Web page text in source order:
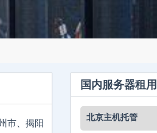
市、揭阳
国内服务器租用
北京主机托管